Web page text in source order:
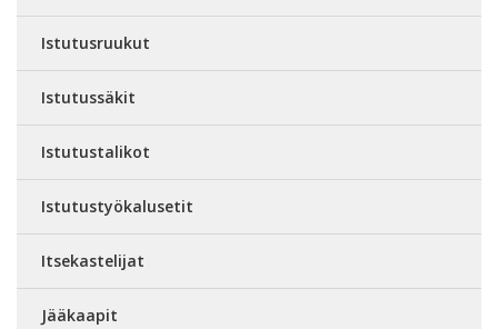
Istutusruukut
Istutussäkit
Istutustalikot
Istutustyökalusetit
Itsekastelijat
Jääkaapit